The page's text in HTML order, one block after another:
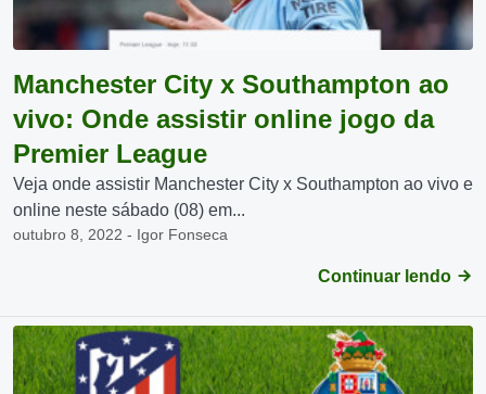
Manchester City x Southampton ao
vivo: Onde assistir online jogo da
Premier League
Veja onde assistir Manchester City x Southampton ao vivo e
online neste sábado (08) em...
outubro 8, 2022 - Igor Fonseca
Continuar lendo